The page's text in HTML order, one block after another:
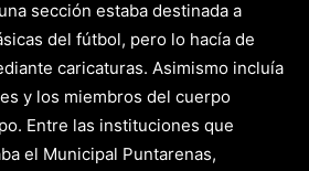
sección estaba destinada a
del fútbol, pero lo hacía de
caricaturas. Asimismo incluía
y los miembros del cuerpo
Entre las instituciones que
el Municipal Puntarenas,